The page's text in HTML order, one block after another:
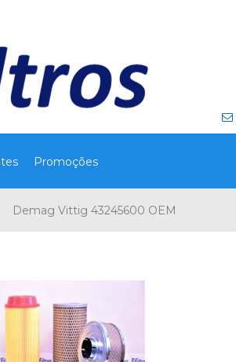

Promoções
Demag Vittig 43245600 OEM